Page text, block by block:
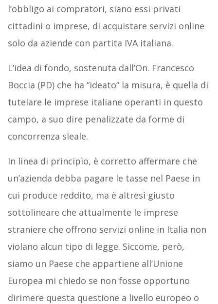
l’obbligo ai compratori, siano essi privati
cittadini o imprese, di acquistare servizi online
solo da aziende con partita IVA italiana.
L’idea di fondo, sostenuta dall’On. Francesco
Boccia (PD) che ha “ideato” la misura, è quella di
tutelare le imprese italiane operanti in questo
campo, a suo dire penalizzate da forme di
concorrenza sleale.
In linea di principìo, è corretto affermare che
un’azienda debba pagare le tasse nel Paese in
cui produce reddito, ma è altresì giusto
sottolineare che attualmente le imprese
straniere che offrono servizi online in Italia non
violano alcun tipo di legge. Siccome, però,
siamo un Paese che appartiene all’Unione
Europea mi chiedo se non fosse opportuno
dirimere questa questione a livello europeo o